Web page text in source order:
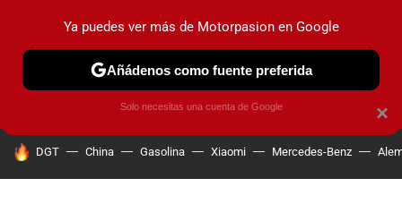
PRUEBAS COCHES ELÉCTRICOS OBSERVATORIO
HOY SE HABLA DE
DGT China Gasolina Xiaomi Mercedes-Benz
×
Ya puedes ver más de Motorpasion en Google
Añádenos como fuente preferida
Solo necesitas una cuenta de Google